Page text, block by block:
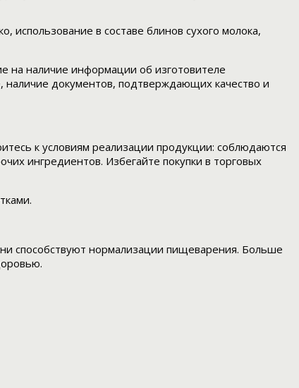
в составе блинов сухого молока,
на наличие информации об изготовителе
наличие документов, подтверждающих качество и
к условиям реализации продукции: соблюдаются
ингредиентов. Избегайте покупки в торговых
способствуют нормализации пищеварения. Больше